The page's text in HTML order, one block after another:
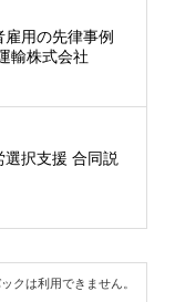
雇用の先律事例
輸株式会社
選択支援 合同説
クは利用できません。